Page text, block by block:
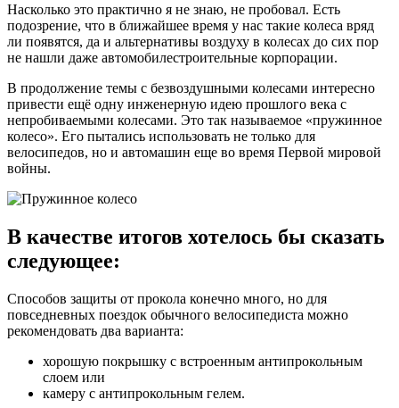
Насколько это практично я не знаю, не пробовал. Есть
подозрение, что в ближайшее время у нас такие колеса вряд
ли появятся, да и альтернативы воздуху в колесах до сих пор
не нашли даже автомобилестроительные корпорации.
В продолжение темы с безвоздушными колесами интересно
привести ещё одну инженерную идею прошлого века с
непробиваемыми колесами. Это так называемое «пружинное
колесо». Его пытались использовать не только для
велосипедов, но и автомашин еще во время Первой мировой
войны.
В качестве итогов хотелось бы сказать
следующее:
Способов защиты от прокола конечно много, но для
повседневных поездок обычного велосипедиста можно
рекомендовать два варианта:
хорошую покрышку с встроенным антипрокольным
слоем или
камеру с антипрокольным гелем.